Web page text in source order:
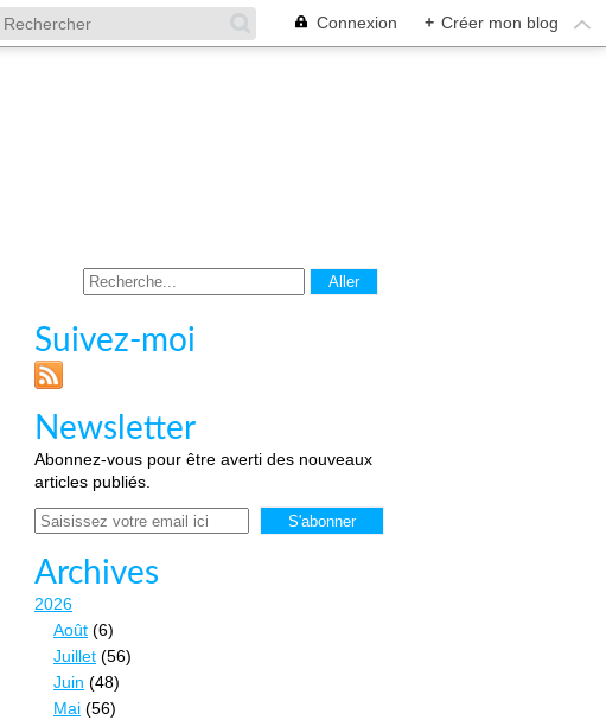
Connexion + Créer mon blog
Suivez-moi
Newsletter
Abonnez-vous pour être averti des nouveaux
articles publiés.
Email
Archives
2026
Août (6)
Juillet (56)
Juin (48)
Mai (56)